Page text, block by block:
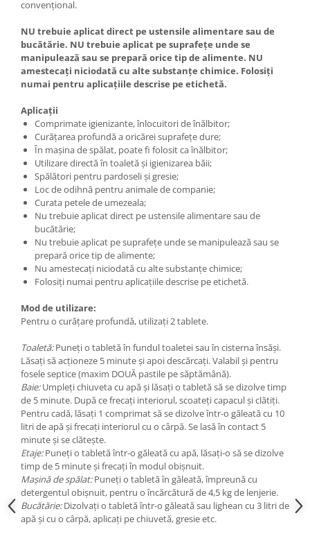
Eco logical
Produse lichide certificare Eco Cert
Detergenti BIO
Eco Confort
Fose Septice & Întreținere
BioZone
Epur
Home&Deco
Note di Natura
Eco Friendly
Curatenie & Intretinere Exterior
Solutii curatare si intretinere
toalete portabile
Solutii curatare si intretinere
terase exterioare
Solutii curatare si intretinere
mobilier gradina
Solutii de curatare si intretinere
gratare exterioare si seminee
Foglia D'Oro
Odorizanti & Neutralizatori pentru
Miros
Doze odorizante spray SPRING AIR
250ml
Dispensere pentru doze
odorizante spray SPRING AIR
Odorizanti ambientali si tesaturi
SPRING AIR
convențional.
NU trebuie aplicat direct pe ustensile alimentare sau de
bucătărie. NU trebuie aplicat pe suprafețe unde se
manipulează sau se prepară orice tip de alimente. NU
amestecați niciodată cu alte substanțe chimice. Folosiți
numai pentru aplicațiile descrise pe etichetă.
Aplicații
Comprimate igienizante, înlocuitori de înălbitor;
Curățarea profundă a oricărei suprafețe dure;
În mașina de spălat, poate fi folosit ca înălbitor;
Utilizare directă în toaletă și igienizarea băii;
Spălători pentru pardoseli și gresie;
Loc de odihnă pentru animale de companie;
Curata petele de umezeala;
Nu trebuie aplicat direct pe ustensile alimentare sau de
bucătărie;
Nu trebuie aplicat pe suprafețe unde se manipulează sau se
prepară orice tip de alimente;
Nu amestecați niciodată cu alte substanțe chimice;
Folosiți numai pentru aplicațiile descrise pe etichetă.
Mod de utilizare:
Pentru o curățare profundă, utilizați 2 tablete.
Toaletă:Puneți o tabletă în fundul toaletei sau în cisterna însăși.
Lăsați să acționeze 5 minute și apoi descărcați. Valabil și pentru
fosele septice (maxim DOUĂ pastile pe săptămână).
Baie:Umpleți chiuveta cu apă și lăsați o tabletă să se dizolve timp
de 5 minute. După ce frecați interiorul, scoateți capacul și clătiți.
Pentru cadă, lăsați 1 comprimat să se dizolve într-o găleată cu 10
litri de apă și frecați interiorul cu o cârpă. Se lasă în contact 5
minute și se clătește.
Etaje:Puneți o tabletă într-o găleată cu apă, lăsați-o să se dizolve
timp de 5 minute și frecați în modul obișnuit.
Mașină de spălat:Puneți o tabletă în găleată, împreună cu
detergentul obișnuit, pentru o încărcătură de 4,5 kg de lenjerie.
Bucătărie:Dizolvați o tabletă într-o găleată sau lighean cu 3 litri de
apă și cu o cârpă, aplicați pe chiuvetă, gresie etc.